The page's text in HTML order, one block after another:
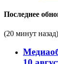
Последнее
(20 минут назад)